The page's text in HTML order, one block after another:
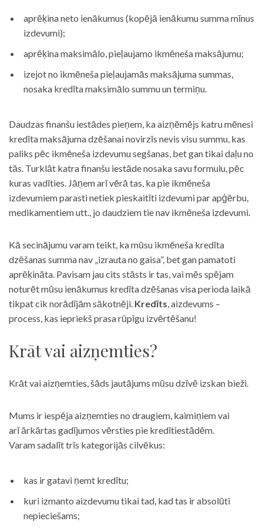
aprēķina neto ienākumus (kopējā ienākumu summa mīnus
izdevumi);
aprēķina maksimālo, pieļaujamo ikmēneša maksājumu;
izejot no ikmēneša pieļaujamās maksājuma summas,
nosaka kredīta maksimālo summu un termiņu.
Daudzas finanšu iestādes pieņem, ka aizņēmējs katru mēnesi
kredīta maksājuma dzēšanai novirzīs nevis visu summu, kas
paliks pēc ikmēneša izdevumu segšanas, bet gan tikai daļu no
tās. Turklāt katra finanšu iestāde nosaka savu formulu, pēc
kuras vadīties. Jāņem arī vērā tas, ka pie ikmēneša
izdevumiem parasti netiek pieskaitīti izdevumi par apģērbu,
medikamentiem utt., jo daudziem tie nav ikmēneša izdevumi.
Kā secinājumu varam teikt, ka mūsu ikmēneša kredīta
dzēšanas summa nav „izrauta no gaisa”, bet gan pamatoti
aprēķināta. Pavisam jau cits stāsts ir tas, vai mēs spējam
noturēt mūsu ienākumus kredīta dzēšanas visa perioda laikā
tikpat cik norādījām sākotnēji. Kredīts, aizdevums –
process, kas iepriekš prasa rūpīgu izvērtēšanu!
Krāt vai aizņemties?
Krāt vai aizņemties, šāds jautājums mūsu dzīvē izskan bieži.
Mums ir iespēja aizņemties no draugiem, kaimiņiem vai
arī ārkārtas gadījumos vērsties pie kredītiestādēm.
Varam sadalīt trīs kategorijās cilvēkus:
kas ir gatavi ņemt kredītu;
kuri izmanto aizdevumu tikai tad, kad tas ir absolūti
nepieciešams;